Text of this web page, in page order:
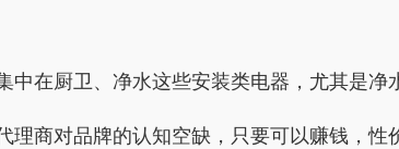
厨卫、净水这些安装类电器，尤其是净
对品牌的认知空缺，只要可以赚钱，性